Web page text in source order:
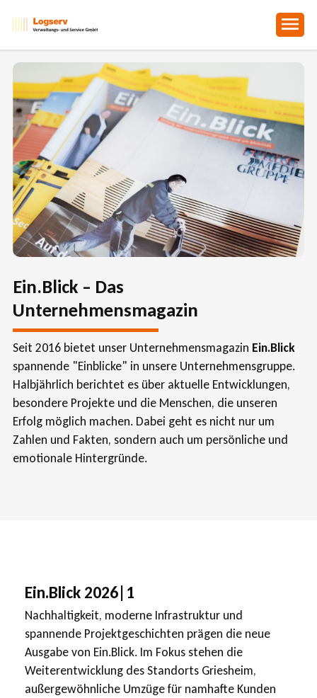
main
content
Ein.Blick – Das
Unternehmensmagazin
Seit 2016 bietet unser Unternehmensmagazin Ein.Blick
spannende "Einblicke" in unsere Unternehmensgruppe.
Halbjährlich berichtet es über aktuelle Entwicklungen,
besondere Projekte und die Menschen, die unseren
Erfolg möglich machen. Dabei geht es nicht nur um
Zahlen und Fakten, sondern auch um persönliche und
emotionale Hintergründe.
Ein.Blick 2026|1
Nachhaltigkeit, moderne Infrastruktur und
spannende Projektgeschichten prägen die neue
Ausgabe von Ein.Blick. Im Fokus stehen die
Weiterentwicklung des Standorts Griesheim,
außergewöhnliche Umzüge für namhafte Kunden